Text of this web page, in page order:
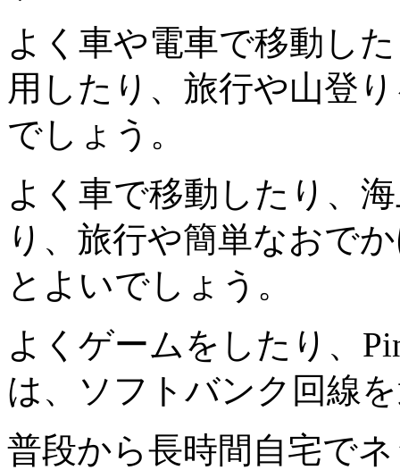
よく車や電車で移動し
用したり、旅行や山登
でしょう。
よく車で移動したり、
り、旅行や簡単なおで
とよいでしょう。
よくゲームをしたり、
は、ソフトバンク回線
普段から長時間自宅で